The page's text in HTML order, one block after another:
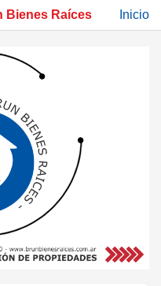
Bienes Raíces Inicio